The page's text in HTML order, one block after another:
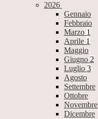
2026
Gennaio
Febbraio
Marzo 1
Aprile 1
Maggio
Giugno 2
Luglio 3
Agosto
Settembre
Ottobre
Novembre
Dicembre